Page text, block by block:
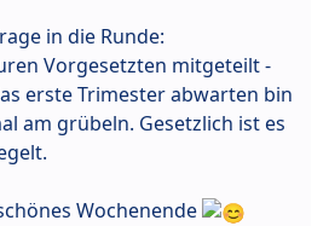
in die Runde:
Vorgesetzten mitgeteilt -
erste Trimester abwarten bin
am grübeln. Gesetzlich ist es
Wochenende